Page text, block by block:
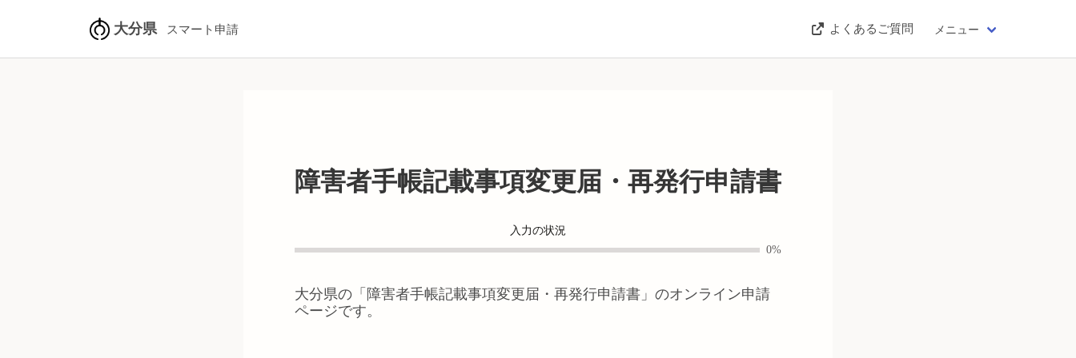
大分県 スマート申請 よくあるご質問 メニュー
障害者手帳記載事項変更届・再発行申請書
入力の状況
0%
大分県の「 障害者手帳記載事項変更届・再発行申請書 」のオンライン申請
ページです。